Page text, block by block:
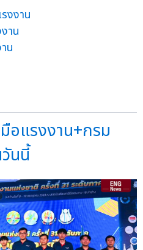
งงาน
าน
น
แรงงาน+กรม
นนี้